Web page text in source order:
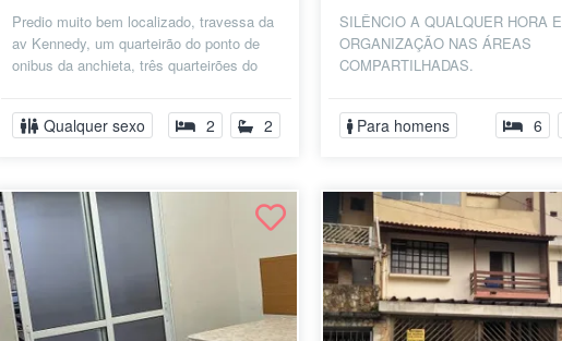
Predio muito bem localizado, travessa da
av Kennedy, um quarteirão do ponto de
onibus da anchieta, três quarteirões do
Qualquer sexo 2 2
SILÊNCIO A QUALQUER HORA E
ORGANIZAÇÃO NAS ÁREAS
COMPARTILHADAS.
Para homens 6